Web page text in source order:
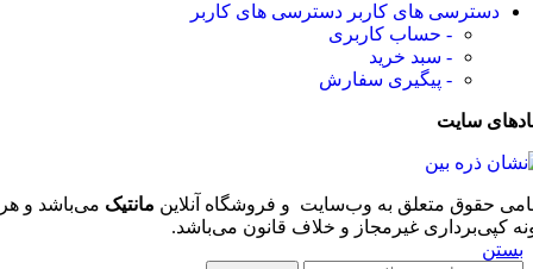
دسترسی های کاربر دسترسی های کاربر
- حساب کاربری
- سبد خرید
- پیگیری سفارش
سایت
حقوق متعلق به وب‌سایت و فروشگاه‌ آنلاین مانتیک می‌باشد و هر
کپی‌برداری غیرمجاز و خلاف قانون می‌باشد.
بستن